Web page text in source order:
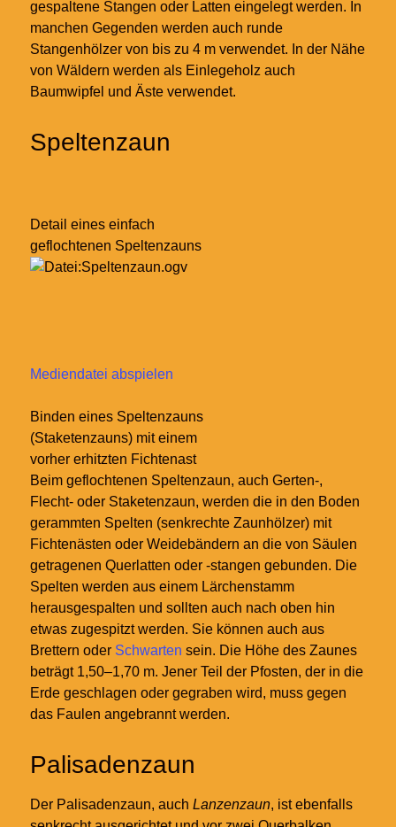
gespaltene Stangen oder Latten eingelegt werden. In
manchen Gegenden werden auch runde
Stangenhölzer von bis zu 4 m verwendet. In der Nähe
von Wäldern werden als Einlegeholz auch
Baumwipfel und Äste verwendet.
Speltenzaun
Detail eines einfach
geflochtenen Speltenzauns
Mediendatei abspielen
Binden eines Speltenzauns
(Staketenzauns) mit einem
vorher erhitzten Fichtenast
Beim geflochtenen Speltenzaun, auch Gerten-,
Flecht- oder Staketenzaun, werden die in den Boden
gerammten Spelten (senkrechte Zaunhölzer) mit
Fichtenästen oder Weidebändern an die von Säulen
getragenen Querlatten oder -stangen gebunden. Die
Spelten werden aus einem Lärchenstamm
herausgespalten und sollten auch nach oben hin
etwas zugespitzt werden. Sie können auch aus
Brettern oder Schwarten sein. Die Höhe des Zaunes
beträgt 1,50–1,70 m. Jener Teil der Pfosten, der in die
Erde geschlagen oder gegraben wird, muss gegen
das Faulen angebrannt werden.
Palisadenzaun
Der Palisadenzaun, auch Lanzenzaun, ist ebenfalls